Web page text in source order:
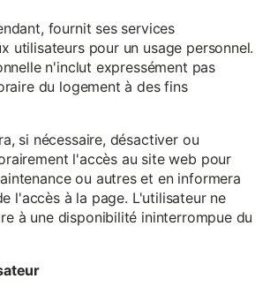
fournit ses services
utilisateurs pour un usage personnel.
n'inclut expressément pas
du logement à des fins
si nécessaire, désactiver ou
l'accès au site web pour
ou autres et en informera
l'accès à la page. L'utilisateur ne
à une disponibilité ininterrompue du